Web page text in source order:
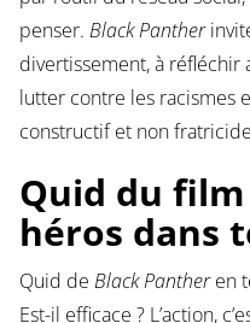
penser. Black Panther
divertissement, à réfléchir
lutter contre les racismes
constructif et non
Quid du
héros dans
Quid de Black Pantheren
Est-il efficace ? L’action,